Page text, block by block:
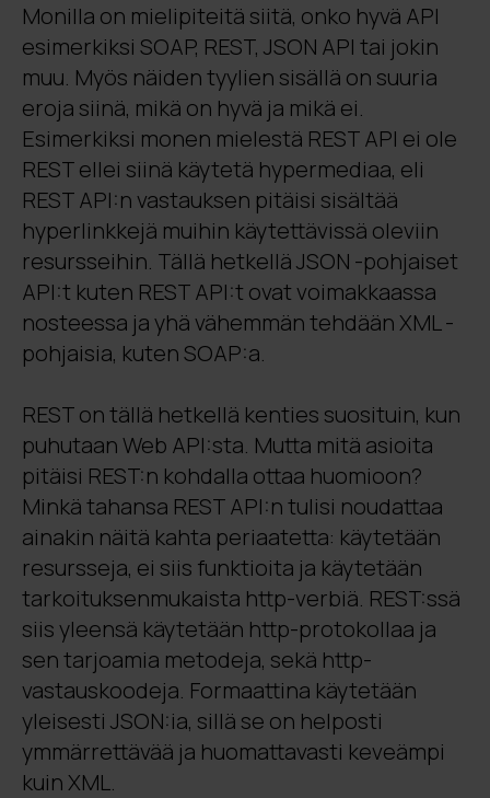
Monilla on mielipiteitä siitä, onko hyvä API
esimerkiksi SOAP, REST, JSON API tai jokin
muu. Myös näiden tyylien sisällä on suuria
eroja siinä, mikä on hyvä ja mikä ei.
Esimerkiksi monen mielestä REST API ei ole
REST ellei siinä käytetä hypermediaa, eli
REST API:n vastauksen pitäisi sisältää
hyperlinkkejä muihin käytettävissä oleviin
resursseihin. Tällä hetkellä JSON -pohjaiset
API:t kuten REST API:t ovat voimakkaassa
nosteessa ja yhä vähemmän tehdään XML -
pohjaisia, kuten SOAP:a.
REST on tällä hetkellä kenties suosituin, kun
puhutaan Web API:sta. Mutta mitä asioita
pitäisi REST:n kohdalla ottaa huomioon?
Minkä tahansa REST API:n tulisi noudattaa
ainakin näitä kahta periaatetta: käytetään
resursseja, ei siis funktioita ja käytetään
tarkoituksenmukaista http-verbiä. REST:ssä
siis yleensä käytetään http-protokollaa ja
sen tarjoamia metodeja, sekä http-
vastauskoodeja. Formaattina käytetään
yleisesti JSON:ia, sillä se on helposti
ymmärrettävää ja huomattavasti keveämpi
kuin XML.